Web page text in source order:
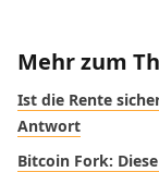
Mehr zum
Ist die Rente
Antwort
Bitcoin Fork: